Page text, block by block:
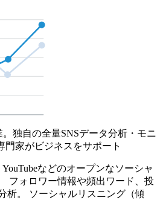
独自の全量SNSデータ分析・モニ
門家がビジネスをサポート
などのオープンなソーシャ
フォロワー情報や頻出ワード、投
析。 ソーシャルリスニング（傾